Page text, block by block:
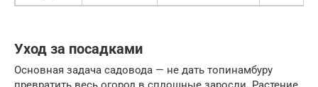
Уход за посадками
Основная задача садовода — не дать топинамбуру